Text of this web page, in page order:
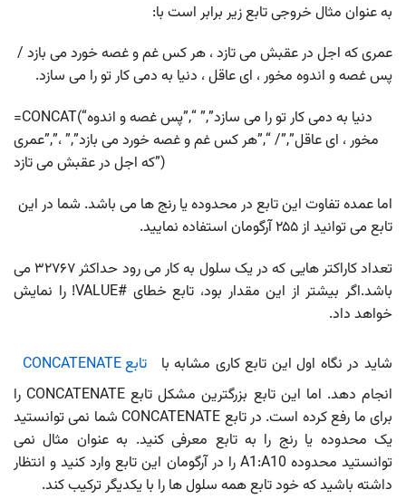
به عنوان مثال خروجی تابع زیر برابر است با:
عمری که اجل در عقبش می تازد ، هر کس غم و غصه خورد می بازد /
پس غصه و اندوه مخور ، ای عاقل ، دنیا به دمی کار تو را می سازد.
=CONCAT(“دنیا به دمی کار تو را می سازد”,” “,”پس غصه و اندوه
مخور ، ای عاقل”,”/ “,”هر کس غم و غصه خورد می بازد”,” ،”,”عمری
که اجل در عقبش می تازد”)
اما عمده تفاوت این تابع در محدوده یا رنج ها می باشد. شما در این
تابع می توانید از ۲۵۵ آرگومان استفاده نمایید.
تعداد کاراکتر هایی که در یک سلول به کار می رود حداکثر ۳۲۷۶۷ می
باشد.اگر بیشتر از این مقدار بود، تابع خطای #VALUE! را نمایش
خواهد داد.
شاید در نگاه اول این تابع کاری مشابه با
تابع CONCATENATE
انجام دهد. اما این تابع بزرگترین مشکل تابع CONCATENATE را
برای ما رفع کرده است. در تابع CONCATENATE شما نمی توانستید
یک محدوده یا رنج را به تابع معرفی کنید. به عنوان مثال نمی
توانستید محدوده A1:A10 را در آرگومان این تابع وارد کنید و انتظار
داشته باشید که خود تابع همه سلول ها را با یکدیگر ترکیب کند.